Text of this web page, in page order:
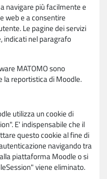
navigare più facilmente e
web e a consentire
Le pagine dei servizi
indicati nel paragrafo
MATOMO sono
la reportistica di Moodle.
utilizza un cookie di
E' indispensabile che il
questo cookie al fine di
navigando tra
piattaforma Moodle o si
viene eliminato.